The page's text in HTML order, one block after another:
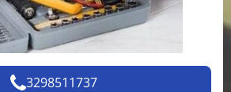
3298511737